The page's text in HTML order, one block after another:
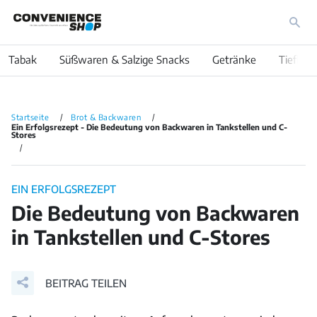
Tabak Süßwaren & Salzige Snacks Getränke
Startseite
Brot & Backwaren
Ein Erfolgsrezept - Die Bedeutung von Backwaren in Tankstellen und C-
Stores
EIN ERFOLGSREZEPT
Die Bedeutung von Backwaren
in Tankstellen und C-Stores
BEITRAG TEILEN